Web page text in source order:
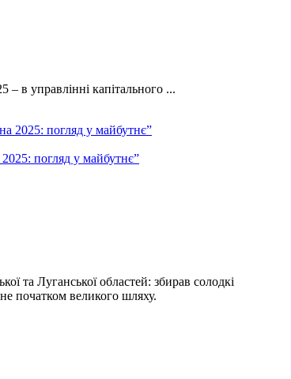
– в управлінні капітального ...
погляд у майбутнє”
та Луганської областей: збирав солодкі
початком великого шляху.